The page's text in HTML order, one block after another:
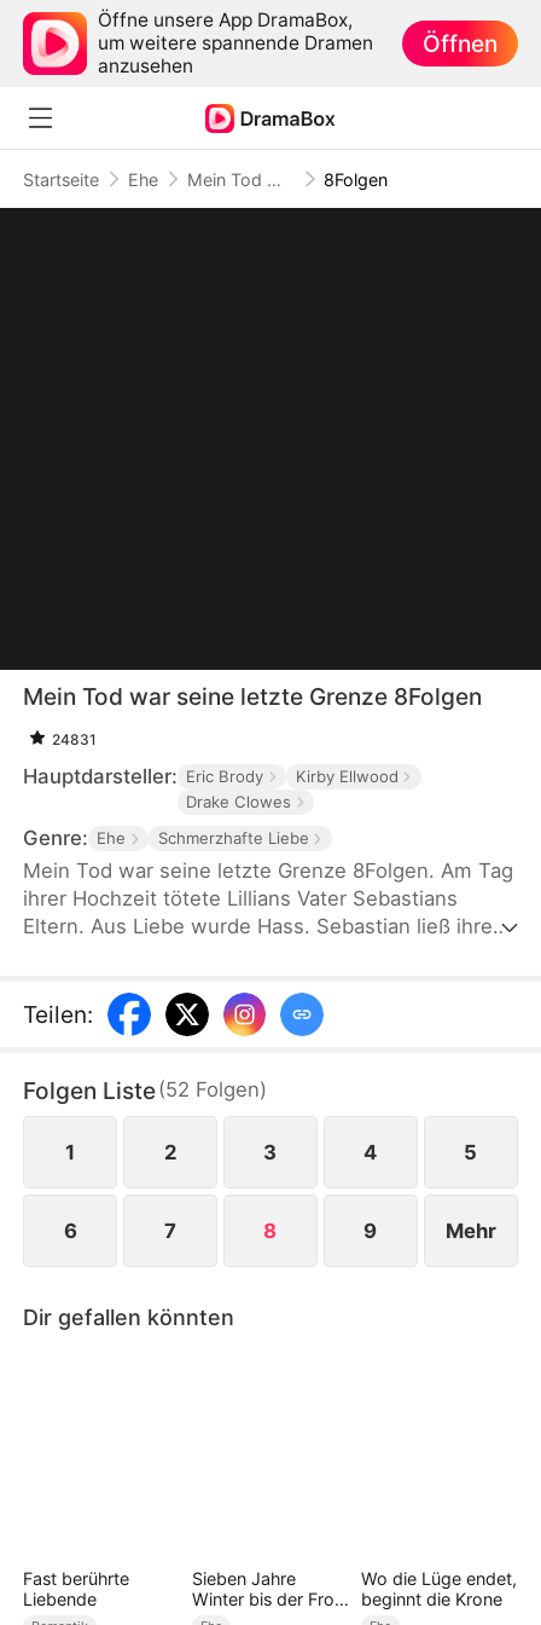
Öffne unsere App DramaBox,
um weitere spannende Dramen
anzusehen
Öffnen
Startseite Ehe Mein Tod war seine letzte Grenze 8Folgen
Mein Tod war seine letzte Grenze 8Folgen
24831
Hauptdarsteller: Eric Brody
Kirby Ellwood
Drake Clowes
Genre: Ehe Schmerzhafte Liebe
Mein Tod war seine letzte Grenze 8Folgen. Am Tag
ihrer Hochzeit tötete Lillians Vater Sebastians
Eltern. Aus Liebe wurde Hass. Sebastian ließ ihre
eine Woche zu leben hat, sieht sie im Tod ihre
Freiheit, während er sie weiter quält, ohne zu
Teilen:
Folgen Liste(52 Folgen)
1 2 3 4 5
6 7 8 9 Mehr
Dir gefallen könnten
Fast berührte
Liebende
Sieben Jahre
Winter bis der Frost
von ihr abfiel
Wo die Lüge endet,
beginnt die Krone